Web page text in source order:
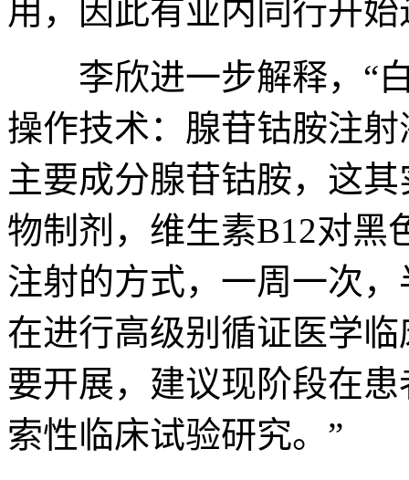
用，因此有业内同行开
李欣进一步解释，“白
操作技术：腺苷钴胺注
主要成分腺苷钴胺，这
物制剂，维生素B12对黑
注射的方式，一周一次
在进行高级别循证医学
要开展，建议现阶段在
索性临床试验研究。”